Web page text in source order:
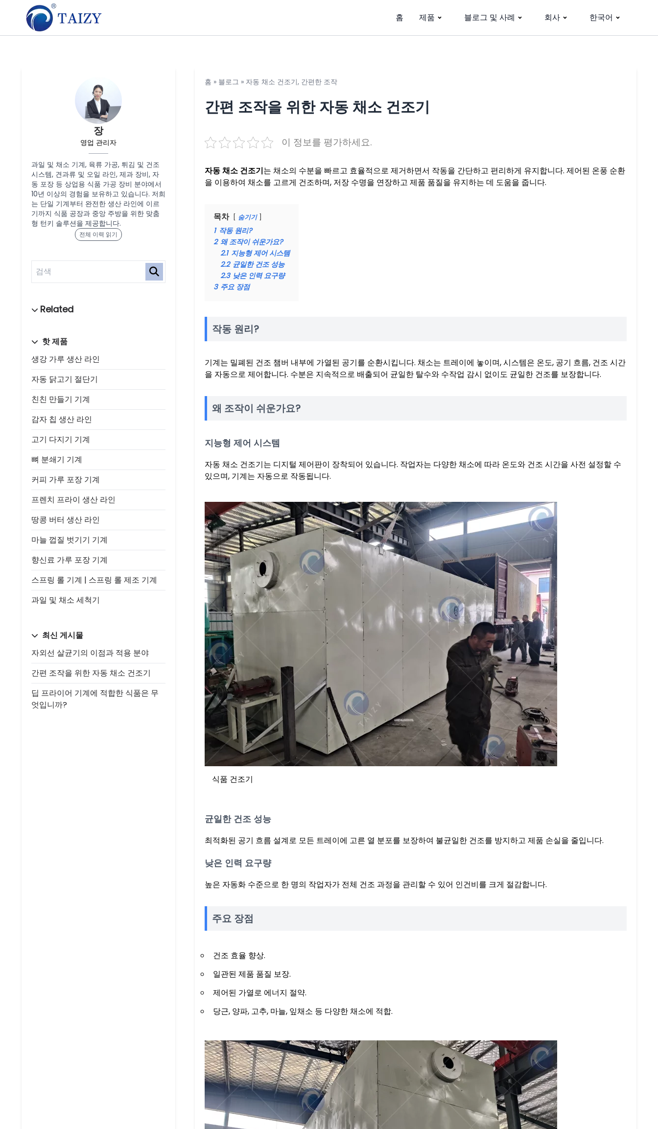
홈 제품 블로그 및 사례 회사 한국어
장
영업 관리자
과일 및 채소 기계, 육류 가공, 튀김 및 건조
시스템, 견과류 및 오일 라인, 제과 장비, 자
동 포장 등 상업용 식품 가공 장비 분야에서
10년 이상의 경험을 보유하고 있습니다. 저희
는 단일 기계부터 완전한 생산 라인에 이르
기까지 식품 공장과 중앙 주방을 위한 맞춤
형 턴키 솔루션을 제공합니다.
전체 이력 읽기
핫 제품
생강 가루 생산 라인
자동 닭고기 절단기
친친 만들기 기계
감자 칩 생산 라인
고기 다지기 기계
뼈 분쇄기 기계
커피 가루 포장 기계
프렌치 프라이 생산 라인
땅콩 버터 생산 라인
마늘 껍질 벗기기 기계
향신료 가루 포장 기계
스프링 롤 기계 | 스프링 롤 제조 기계
과일 및 채소 세척기
최신 게시물
자외선 살균기의 이점과 적용 분야
간편 조작을 위한 자동 채소 건조기
딥 프라이어 기계에 적합한 식품은 무
엇입니까?
홈 » 블로그 » 자동 채소 건조기, 간편한 조작
간편 조작을 위한 자동 채소 건조기
이 정보를 평가하세요.
자동 채소 건조기는 채소의 수분을 빠르고 효율적으로 제거하면서 작동을 간단하고 편리하게 유지합니다. 제어된 온풍 순환
을 이용하여 채소를 고르게 건조하며, 저장 수명을 연장하고 제품 품질을 유지하는 데 도움을 줍니다.
목차 숨기기
1 작동 원리?
2 왜 조작이 쉬운가요?
2.1 지능형 제어 시스템
2.2 균일한 건조 성능
2.3 낮은 인력 요구량
3 주요 장점
작동 원리?
기계는 밀폐된 건조 챔버 내부에 가열된 공기를 순환시킵니다. 채소는 트레이에 놓이며, 시스템은 온도, 공기 흐름, 건조 시간
을 자동으로 제어합니다. 수분은 지속적으로 배출되어 균일한 탈수와 수작업 감시 없이도 균일한 건조를 보장합니다.
왜 조작이 쉬운가요?
지능형 제어 시스템
자동 채소 건조기는 디지털 제어판이 장착되어 있습니다. 작업자는 다양한 채소에 따라 온도와 건조 시간을 사전 설정할 수
있으며, 기계는 자동으로 작동됩니다.
식품 건조기
균일한 건조 성능
최적화된 공기 흐름 설계로 모든 트레이에 고른 열 분포를 보장하여 불균일한 건조를 방지하고 제품 손실을 줄입니다.
낮은 인력 요구량
높은 자동화 수준으로 한 명의 작업자가 전체 건조 과정을 관리할 수 있어 인건비를 크게 절감합니다.
주요 장점
건조 효율 향상.
일관된 제품 품질 보장.
제어된 가열로 에너지 절약.
당근, 양파, 고추, 마늘, 잎채소 등 다양한 채소에 적합.